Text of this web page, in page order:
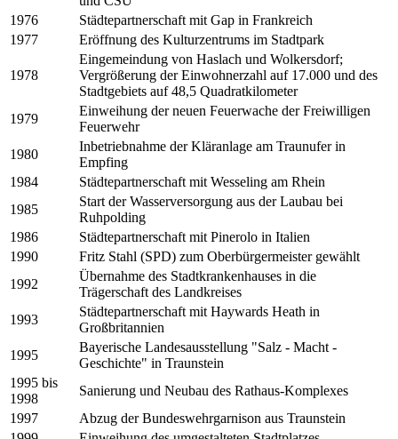
1976
Städtepartnerschaft mit Gap in Frankreich
1977
Eröffnung des Kulturzentrums im Stadtpark
1978
Eingemeindung von Haslach und Wolkersdorf;
Vergrößerung der Einwohnerzahl auf 17.000 und des
Stadtgebiets auf 48,5 Quadratkilometer
1979
Einweihung der neuen Feuerwache der Freiwilligen
Feuerwehr
1980
Inbetriebnahme der Kläranlage am Traunufer in
Empfing
1984
Städtepartnerschaft mit Wesseling am Rhein
1985
Start der Wasserversorgung aus der Laubau bei
Ruhpolding
1986
Städtepartnerschaft mit Pinerolo in Italien
1990
Fritz Stahl (SPD) zum Oberbürgermeister gewählt
1992
Übernahme des Stadtkrankenhauses in die
Trägerschaft des Landkreises
1993
Städtepartnerschaft mit Haywards Heath in
Großbritannien
1995
Bayerische Landesausstellung "Salz - Macht -
Geschichte" in Traunstein
1995 bis
1998
Sanierung und Neubau des Rathaus-Komplexes
1997
Abzug der Bundeswehrgarnison aus Traunstein